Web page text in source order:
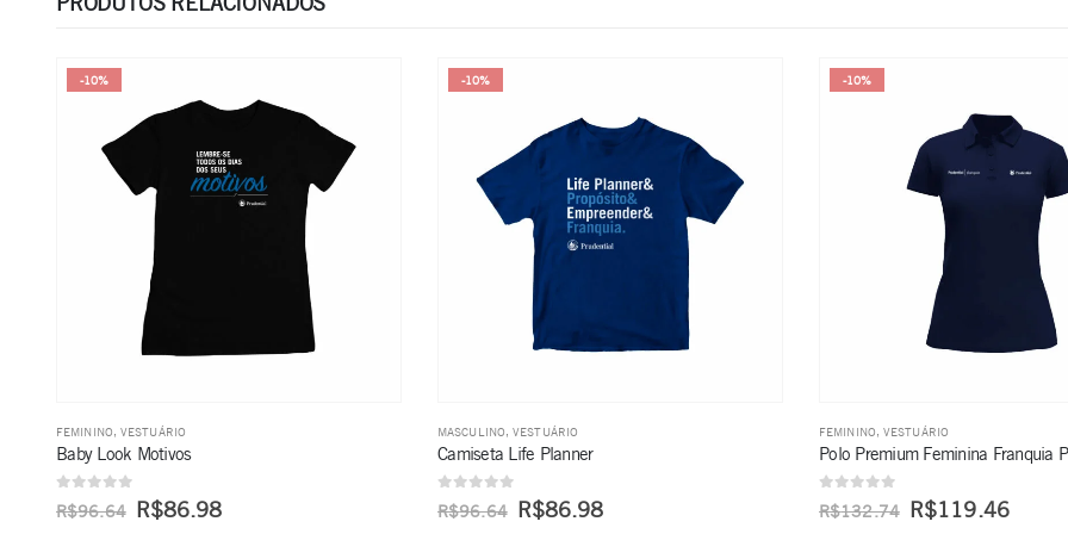
-10%
MASCULINO,VESTUÁRIO
Camiseta Life Planner
de 5
R$96.64 R$86.98
-10%
FEMININO,VESTUÁRIO
Polo Premium Feminina Franquia Prudential
de 5
R$132.74 R$119.46
-10%
MASCULINO,VESTUÁRIO
Camiseta Motivos
de 5
R$96.64 R$86.98